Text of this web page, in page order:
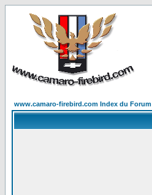
www.camaro-firebird.com Index du Forum